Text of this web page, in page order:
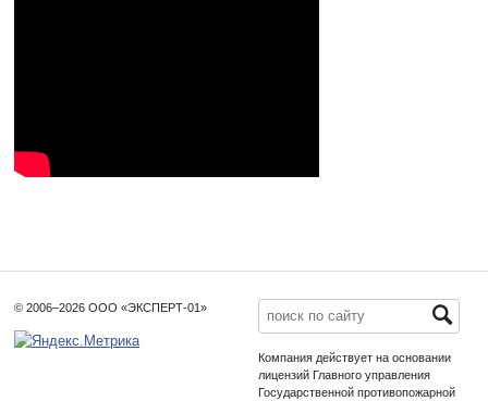
© 2006–2026 ООО «ЭКСПЕРТ-01»
Компания действует на основании
лицензий Главного управления
Государственной противопожарной